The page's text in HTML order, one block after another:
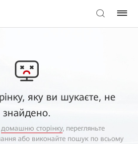
яку ви шукаєте, не
знайдено.
домашню сторінку, перегляньте
або виконайте пошук по всьому